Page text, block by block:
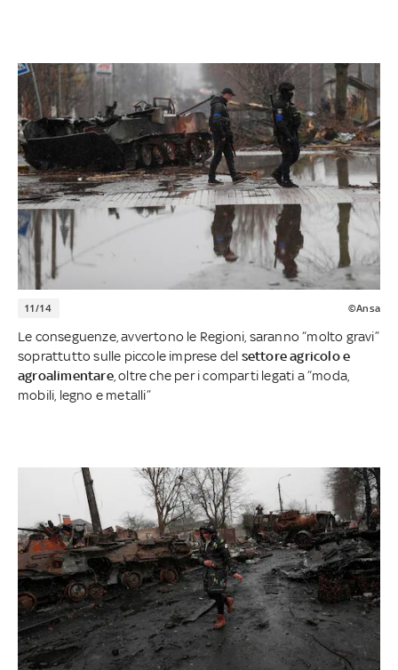
11/14 ©Ansa
Le conseguenze, avvertono le Regioni, saranno “molto gravi”
soprattutto sulle piccole imprese del settore agricolo e
agroalimentare, oltre che per i comparti legati a “moda,
mobili, legno e metalli”